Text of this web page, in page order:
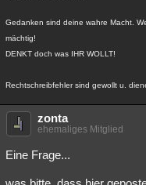
Gedanken sind deine wahre Macht.
mächtig!
DENKT doch was IHR WOLLT!
Rechtschreibfehler sind gewollt u.
zonta
ehemaliges Mitglied
Eine Frage...